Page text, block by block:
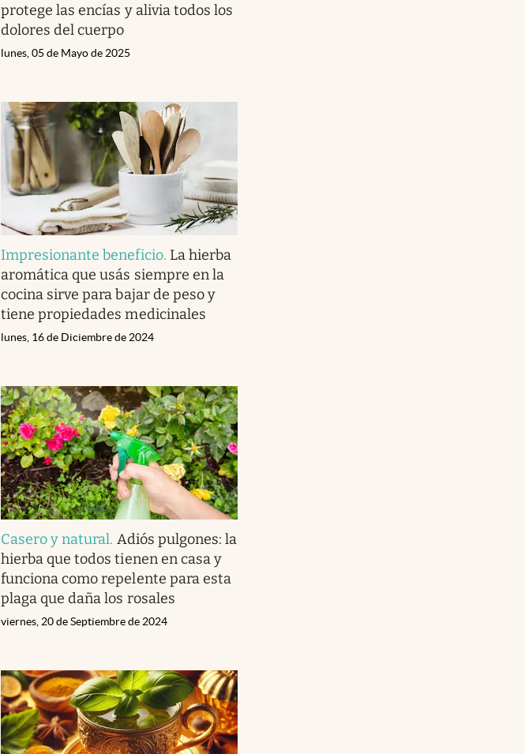
protege las encías y alivia todos los
dolores del cuerpo
lunes, 05 de Mayo de 2025
Impresionante beneficio. La hierba
aromática que usás siempre en la
cocina sirve para bajar de peso y
tiene propiedades medicinales
lunes, 16 de Diciembre de 2024
Casero y natural. Adiós pulgones: la
hierba que todos tienen en casa y
funciona como repelente para esta
plaga que daña los rosales
viernes, 20 de Septiembre de 2024